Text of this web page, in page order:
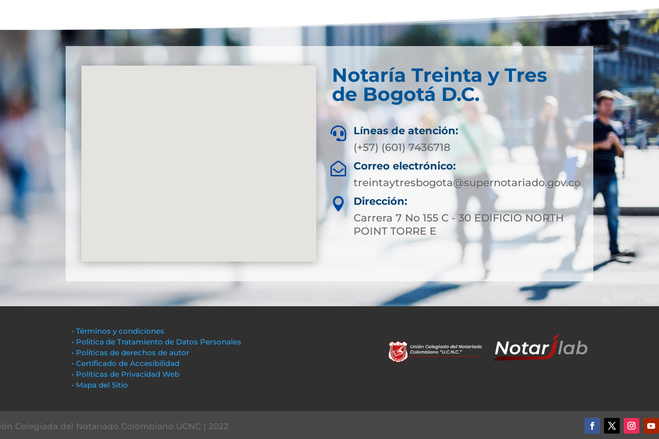
Notaría Treinta y Tres
de Bogotá D.C.

Líneas de atención:
(+57) (601) 7436718

Correo electrónico:
treintaytresbogota@supernotariado.gov.co

Dirección:
Carrera 7 No 155 C - 30 EDIFICIO NORTH
POINT TORRE E
• Términos y condiciones
• Política de Tratamiento de Datos Personales
• Políticas de derechos de autor
• Certificado de Accesibilidad
• Políticas de Privacidad Web
• Mapa del Sitio
Colegiada del Notariado Colombiano UCNC | 2022